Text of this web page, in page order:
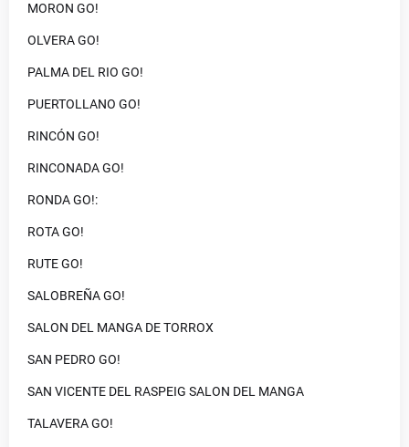
MORON GO!
OLVERA GO!
PALMA DEL RIO GO!
PUERTOLLANO GO!
RINCÓN GO!
RINCONADA GO!
RONDA GO!:
ROTA GO!
RUTE GO!
SALOBREÑA GO!
SALON DEL MANGA DE TORROX
SAN PEDRO GO!
SAN VICENTE DEL RASPEIG SALON DEL MANGA
TALAVERA GO!